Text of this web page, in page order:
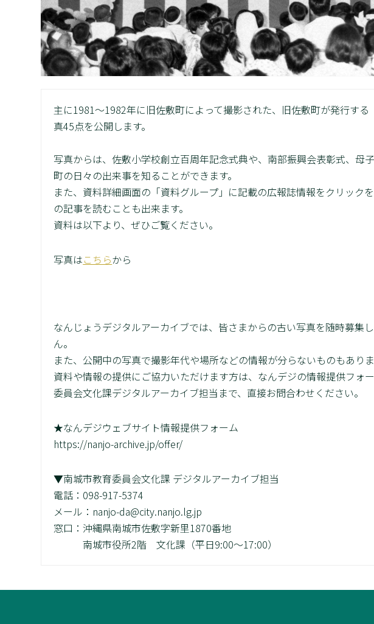
主に1981～1982年に旧佐敷町によって撮影された、旧佐敷町が発行す
真45点を公開します。
写真からは、佐敷小学校創立百周年記念式典や、南部振興会表彰式、母
町の日々の出来事を知ることができます。
また、資料詳細画面の「資料グループ」に記載の広報誌情報をクリック
の記事を読むことも出来ます。
資料は以下より、ぜひご覧ください。
写真はこちらから
なんじょうデジタルアーカイブでは、皆さまからの古い写真を随時募集
ん。
また、公開中の写真で撮影年代や場所などの情報が分らないものもありま
資料や情報の提供にご協力いただけます方は、なんデジの情報提供フォ
委員会文化課デジタルアーカイブ担当まで、直接お問合わせください。
★なんデジウェブサイト情報提供フォーム
https://nanjo-archive.jp/offer/
▼南城市教育委員会文化課 デジタルアーカイブ担当
電話：098-917-5374
メール：nanjo-da@city.nanjo.lg.jp
窓口：沖縄県南城市佐敷字新里1870番地
南城市役所2階 文化課（平日9:00～17:00）